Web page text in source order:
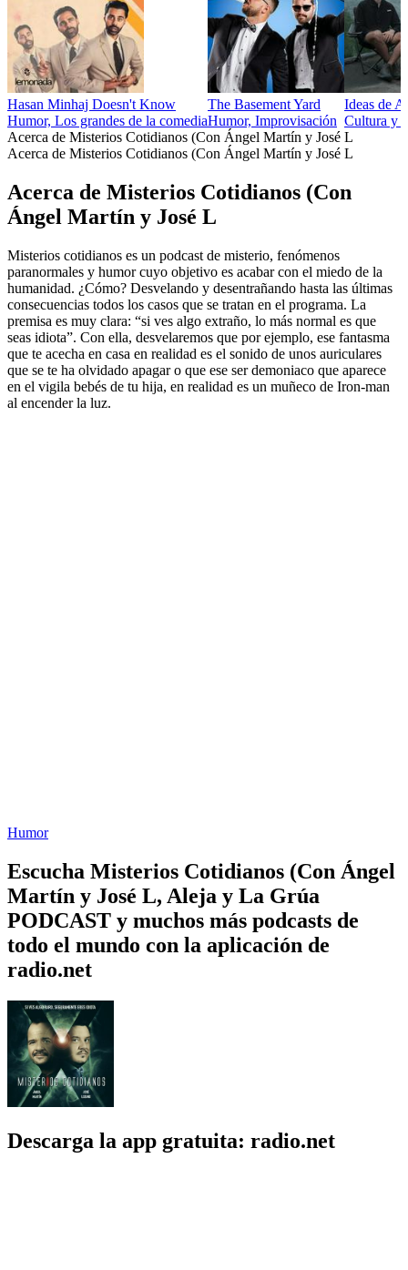
Hasan Minhaj Doesn't Know
Humor, Los grandes de la comedia
The Basement Yard
Humor, Improvisación
Ideas de
Cultura y
Acerca de Misterios Cotidianos (Con Ángel Martín y José L
Acerca de Misterios Cotidianos (Con Ángel Martín y José L
Acerca de Misterios Cotidianos (Con
Ángel Martín y José L
Misterios cotidianos es un podcast de misterio, fenómenos
paranormales y humor cuyo objetivo es acabar con el miedo de la
humanidad. ¿Cómo? Desvelando y desentrañando hasta las últimas
consecuencias todos los casos que se tratan en el programa. La
premisa es muy clara: “si ves algo extraño, lo más normal es que
seas idiota”. Con ella, desvelaremos que por ejemplo, ese fantasma
que te acecha en casa en realidad es el sonido de unos auriculares
que se te ha olvidado apagar o que ese ser demoniaco que aparece
en el vigila bebés de tu hija, en realidad es un muñeco de Iron-man
al encender la luz.
Humor
Escucha Misterios Cotidianos (Con Ángel
Martín y José L, Aleja y La Grúa
PODCAST y muchos más podcasts de
todo el mundo con la aplicación de
radio.net
Descarga la app gratuita: radio.net